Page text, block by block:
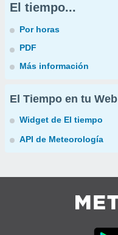
El tiempo...
Por horas
PDF
Más información
El Tiempo en tu Web
Widget de El tiempo
API de Meteorología